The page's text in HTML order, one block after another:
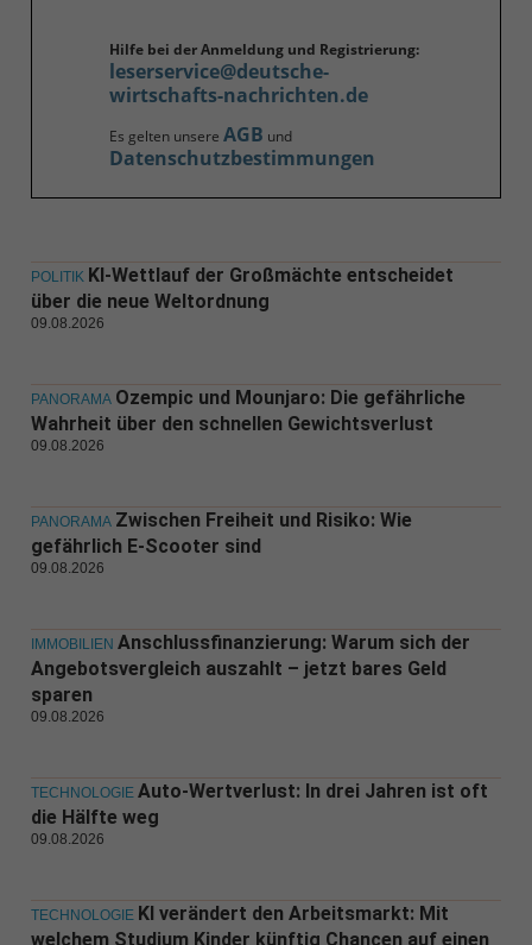
Hilfe bei der Anmeldung und Registrierung:
leserservice@deutsche-
wirtschafts-nachrichten.de
Es gelten unsere AGB und
Datenschutzbestimmungen
POLITIK KI-Wettlauf der Großmächte entscheidet
über die neue Weltordnung
09.08.2026
PANORAMA Ozempic und Mounjaro: Die gefährliche
Wahrheit über den schnellen Gewichtsverlust
09.08.2026
PANORAMA Zwischen Freiheit und Risiko: Wie
gefährlich E-Scooter sind
09.08.2026
IMMOBILIEN Anschlussfinanzierung: Warum sich der
Angebotsvergleich auszahlt – jetzt bares Geld
sparen
09.08.2026
TECHNOLOGIE Auto-Wertverlust: In drei Jahren ist oft
die Hälfte weg
09.08.2026
TECHNOLOGIE KI verändert den Arbeitsmarkt: Mit
welchem Studium Kinder künftig Chancen auf einen